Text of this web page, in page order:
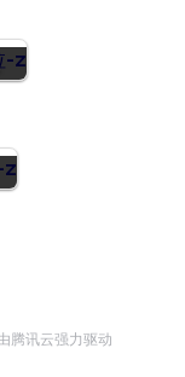
腾讯云强力驱动